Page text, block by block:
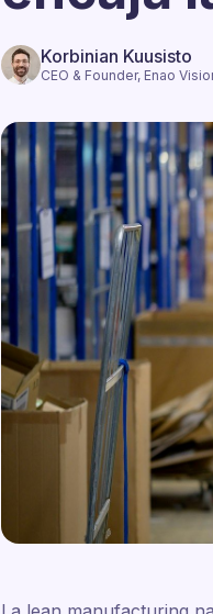
Korbinian Kuusisto
CEO & Founder, Enao